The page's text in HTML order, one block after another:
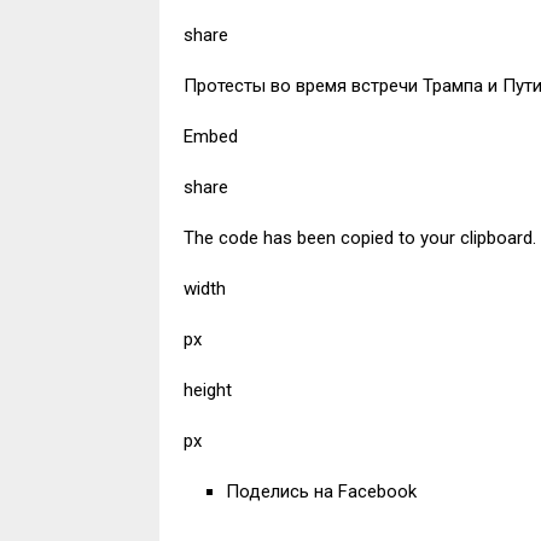
share
Протесты во время встречи Трампа и
Embed
share
The code has been copied to your clipboard.
width
px
height
px
Поделись на Facebook